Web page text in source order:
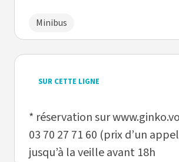
Minibus
SUR CETTE LIGNE
* réservation sur
03 70 27 71 60 (prix d’un
jusqu’à la veille avant 18h